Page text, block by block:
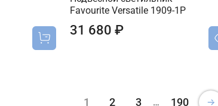
Favourite Versatile 1909-1P
31 680 ₽
1 2 3 … 190